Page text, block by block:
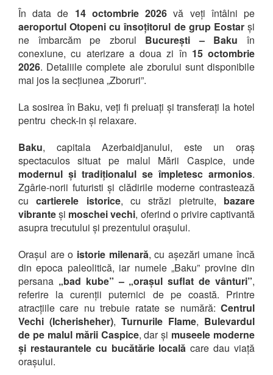
În data de 14 octombrie 2026 vă veți întâlni pe
aeroportul Otopeni cu însoțitorul de grup Eostar și
ne îmbarcăm pe zborul București – Baku în
conexiune, cu aterizare a doua zi în 15 octombrie
2026. Detaliile complete ale zborului sunt disponibile
mai jos la secțiunea „Zboruri”.
La sosirea în Baku, veți fi preluați și transferați la hotel
pentru check-in și relaxare.
Baku, capitala Azerbaidjanului, este un oraș
spectaculos situat pe malul Mării Caspice, unde
modernul și tradiționalul se împletesc armonios.
Zgârie-norii futuristi și clădirile moderne contrastează
cucartierele istorice, cu străzi pietruite, bazare
vibranteși moschei vechi, oferind o privire captivantă
asupra trecutului și prezentului orașului.
Orașul are o istorie milenară, cu așezări umane încă
din epoca paleolitică, iar numele „Baku” provine din
persana „bad kube” – „orașul suflat de vânturi”,
referire la curenții puternici de pe coastă. Printre
atracțiile care nu trebuie ratate se numără: Centrul
Vechi (Icherisheher), Turnurile Flame, Bulevardul
de pe malul mării Caspice, dar și museele moderne
și restaurantele cu bucătărie locală care dau viață
orașului.